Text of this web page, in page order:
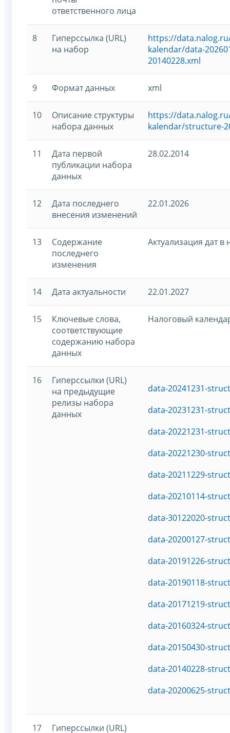
ответственного лица
8
Гиперссылка (URL)
на набор
https://
kalendar/data-
20140228.xml
9 Формат данных xml
10
Описание структуры
набора данных
https://
kalendar/structure-
11
Дата первой
публикации набора
данных
28.02.2014
12
Дата последнего
внесения изменений
22.01.2026
13
Содержание
последнего
изменения
Актуализация дат
14 Дата актуальности 22.01.2027
15
Ключевые слова,
соответствующие
содержанию набора
данных
Налоговый
16
Гиперссылки (URL)
на предыдущие
релизы набора
данных
data-20241231-
data-20231231-
data-20221231-
data-20221230-
data-20211229-
data-20210114-
data-30122020-
data-20200127-
data-20191226-
data-20190118-
data-20171219-
data-20160324-
data-20150430-
data-20140228-
data-20200625-
17 Гиперссылки (URL)